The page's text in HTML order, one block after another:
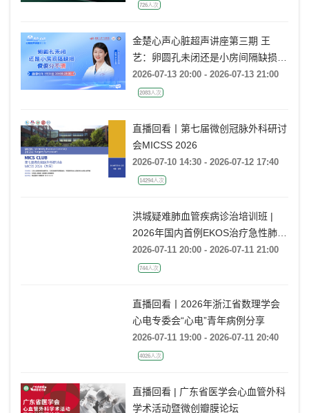
726人次
金楚心声心脏超声讲座第三期 王
艺：卵圆孔未闭还是小房间隔缺损，
傻傻分不清
2026-07-13 20:00 - 2026-07-13 21:00
2083人次
直播回看丨第七届微创冠脉外科研讨
会MICSS 2026
2026-07-10 14:30 - 2026-07-12 17:40
14294人次
洪城疑难肺血管疾病诊治培训班 |
2026年国内首例EKOS治疗急性肺栓
塞经验分享
2026-07-11 20:00 - 2026-07-11 21:00
744人次
直播回看丨2026年浙江省数理学会
心电专委会“心电”青年病例分享
2026-07-11 19:00 - 2026-07-11 20:40
4026人次
直播回看 | 广东省医学会心血管外科
学术活动暨微创瓣膜论坛